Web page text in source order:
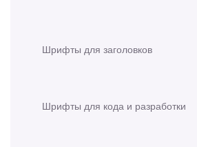
Шрифты для заголовков
Шрифты для кода и разработки